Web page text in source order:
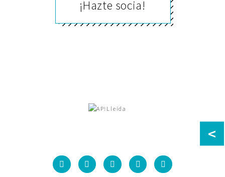
¡Hazte socia!
<